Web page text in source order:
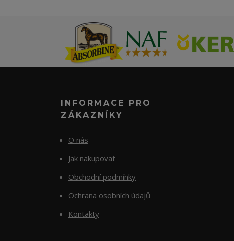
INFORMACE PRO
ZÁKAZNÍKY
O nás
Jak nakupovat
Obchodní podmínky
Ochrana osobních údajů
Kontakty